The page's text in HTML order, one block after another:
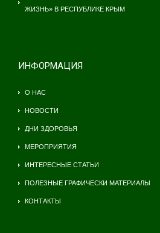
ЖИЗНЬ» В РЕСПУБЛИКЕ КРЫМ
ИНФОРМАЦИЯ
О НАС
НОВОСТИ
ДНИ ЗДОРОВЬЯ
МЕРОПРИЯТИЯ
ИНТЕРЕСНЫЕ СТАТЬИ
ПОЛЕЗНЫЕ ГРАФИЧЕСКИ МАТЕРИАЛЫ
КОНТАКТЫ